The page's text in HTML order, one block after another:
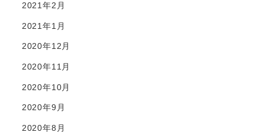
2021年2月
2021年1月
2020年12月
2020年11月
2020年10月
2020年9月
2020年8月